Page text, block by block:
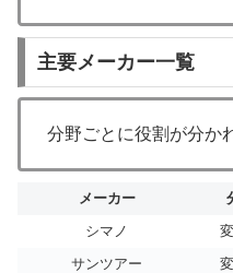
主要メーカー一覧
分野ごとに役割が分か
メーカー
シマノ
サンツアー